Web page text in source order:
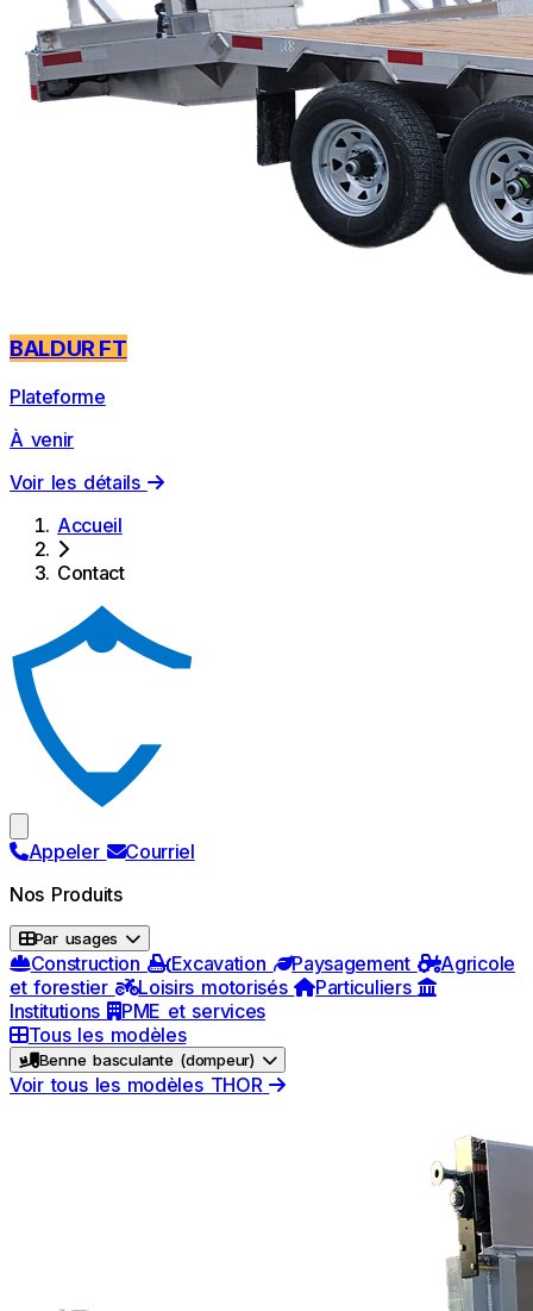
BALDUR FT
Plateforme
À venir
Voir les détails
Accueil
Contact
Appeler
Courriel
Nos Produits
Par usages
Construction Excavation Paysagement
Agricole
et forestier
Loisirs motorisés
Particuliers
Institutions PME et services
Tous les modèles
Benne basculante (dompeur)
Voir tous les modèles THOR